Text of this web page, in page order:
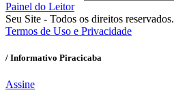
Painel do Leitor
Seu Site - Todos os direitos reservados.
Termos de Uso e Privacidade
/ Informativo Piracicaba
Assine